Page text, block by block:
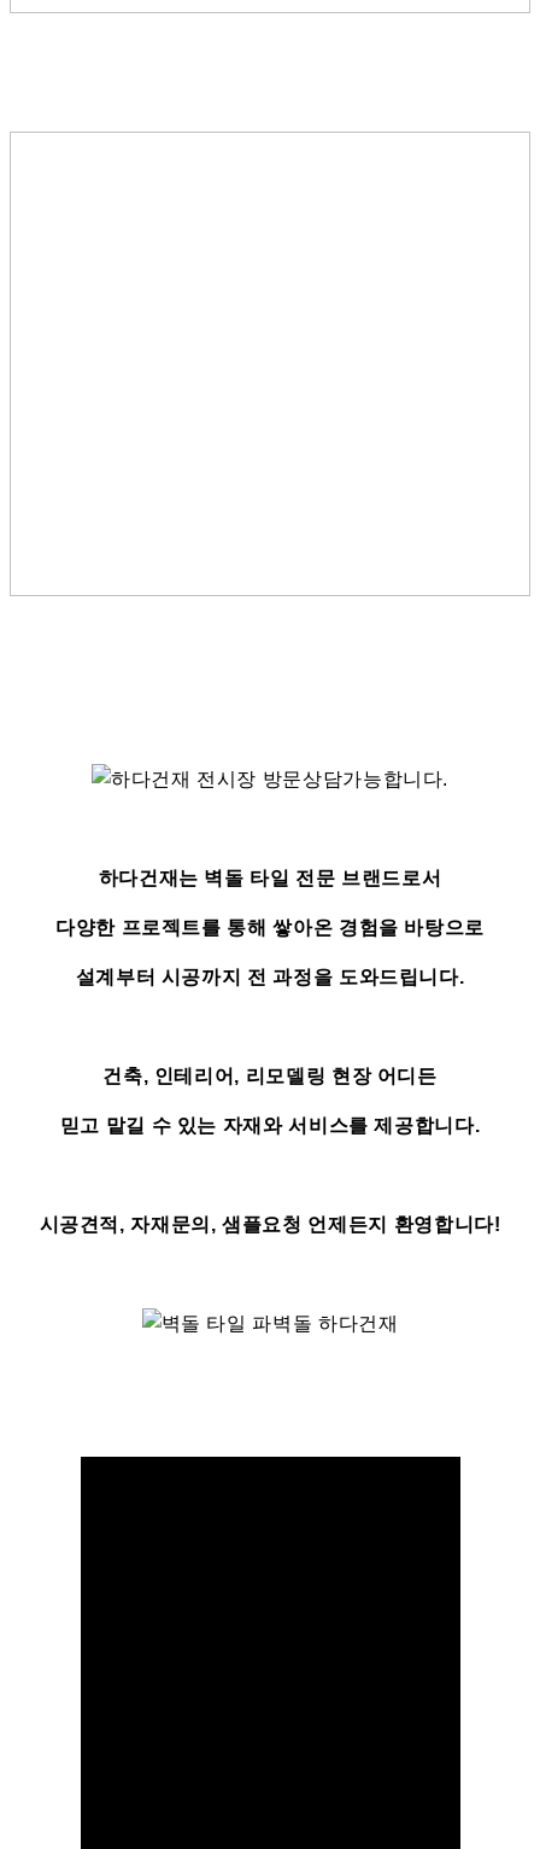
하다건재는 벽돌 타일 전문 브랜드로서
다양한 프로젝트를 통해 쌓아온 경험을 바탕으로
설계부터 시공까지 전 과정을 도와드립니다.
건축, 인테리어, 리모델링 현장 어디든
믿고 맡길 수 있는 자재와 서비스를 제공합니다.
시공견적, 자재문의, 샘플요청 언제든지 환영합니다!